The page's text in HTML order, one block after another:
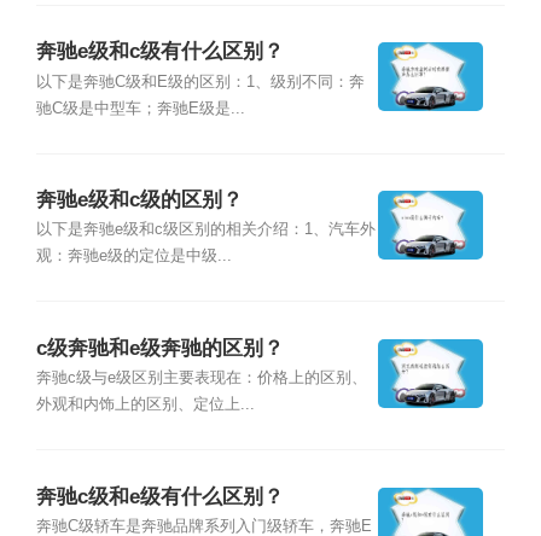
奔驰e级和c级有什么区别？
以下是奔驰C级和E级的区别：1、级别不同：奔
驰C级是中型车；奔驰E级是...
奔驰e级和c级的区别？
以下是奔驰e级和c级区别的相关介绍：1、汽车外
观：奔驰e级的定位是中级...
c级奔驰和e级奔驰的区别？
奔驰c级与e级区别主要表现在：价格上的区别、
外观和内饰上的区别、定位上...
奔驰c级和e级有什么区别？
奔驰C级轿车是奔驰品牌系列入门级轿车，奔驰E